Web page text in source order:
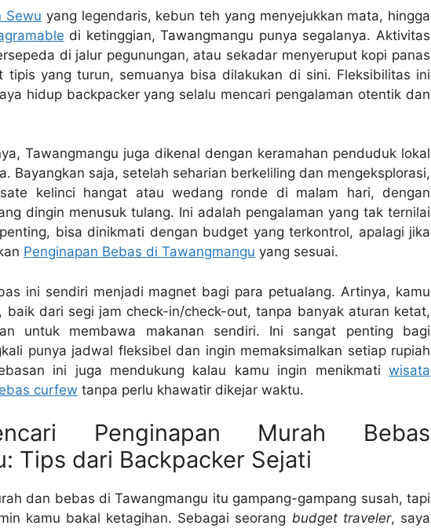
Sewu yang legendaris, kebun teh yang menyejukkan mata, hingga
di ketinggian, Tawangmangu punya segalanya. Aktivitas
di jalur pegunungan, atau sekadar menyeruput kopi panas
tipis yang turun, semuanya bisa dilakukan di sini. Fleksibilitas ini
hidup backpacker yang selalu mencari pengalaman otentik dan
Tawangmangu juga dikenal dengan keramahan penduduk lokal
Bayangkan saja, setelah seharian berkeliling dan mengeksplorasi,
kelinci hangat atau wedang ronde di malam hari, dengan
dingin menusuk tulang. Ini adalah pengalaman yang tak ternilai
bisa dinikmati dengan budget yang terkontrol, apalagi jika
Penginapan Bebas di Tawangmangu yang sesuai.
ini sendiri menjadi magnet bagi para petualang. Artinya, kamu
baik dari segi jam check-in/check-out, tanpa banyak aturan ketat,
untuk membawa makanan sendiri. Ini sangat penting bagi
punya jadwal fleksibel dan ingin memaksimalkan setiap rupiah
ini juga mendukung kalau kamu ingin menikmati wisata
curfew tanpa perlu khawatir dikejar waktu.
Penginapan Murah Bebas
Tips dari Backpacker Sejati
dan bebas di Tawangmangu itu gampang-gampang susah, tapi
kamu bakal ketagihan. Sebagai seorang budget traveler, saya